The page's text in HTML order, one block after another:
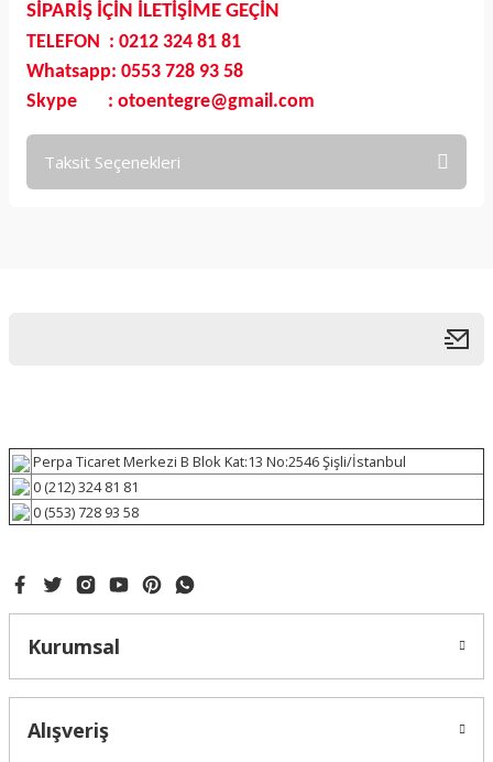
SİPARİŞ İÇİN İLETİŞİME GEÇİN
TELEFON : 0212 324 81 81
Whatsapp: 0553 728 93 58
Skype : otoentegre@gmail.com
Taksit Seçenekleri
Perpa Ticaret Merkezi B Blok Kat:13 No:2546 Şişli/İstanbul
0 (212) 324 81 81
0 (553) 728 93 58
Kurumsal
Alışveriş